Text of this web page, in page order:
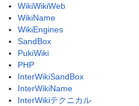
WikiWikiWeb
WikiName
WikiEngines
SandBox
PukiWiki
PHP
InterWikiSandBox
InterWikiName
InterWikiテクニカル